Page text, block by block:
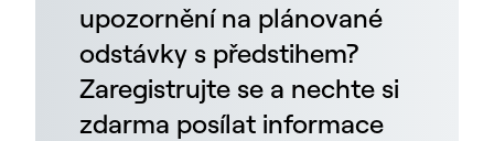
upozornění na plánované
odstávky s předstihem?
Zaregistrujte se a nechte si
zdarma posílat informace